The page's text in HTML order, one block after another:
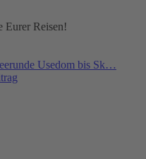
Eurer Reisen!
Usedom bis Sk…